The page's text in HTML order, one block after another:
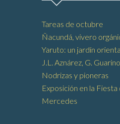
Tareas de octubre
Ñacundá, vivero
Yaruto: un jardín
J.L. Aznárez, G. Guarino
Nodrizas y pioneras
Exposición en la Fiesta
Mercedes